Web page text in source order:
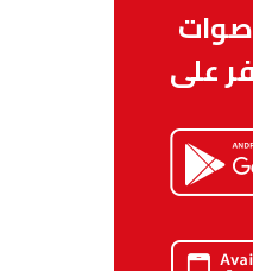
على